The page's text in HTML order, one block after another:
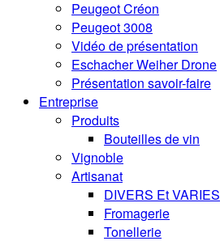
Peugeot Créon
Peugeot 3008
Vidéo de présentation
Eschacher Weiher Drone
Présentation savoir-faire
Entreprise
Produits
Bouteilles de vin
Vignoble
Artisanat
DIVERS Et VARIES
Fromagerie
Tonellerie